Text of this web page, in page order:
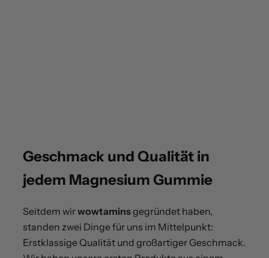
Geschmack und Qualität in
jedem Magnesium Gummie
Seitdem wirwowtaminsgegründet haben,
standen zwei Dinge für uns im Mittelpunkt:
Erstklassige Qualität und großartiger Geschmack.